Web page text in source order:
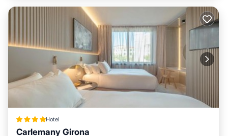
Hotel
Carlemany Girona
Desayuno